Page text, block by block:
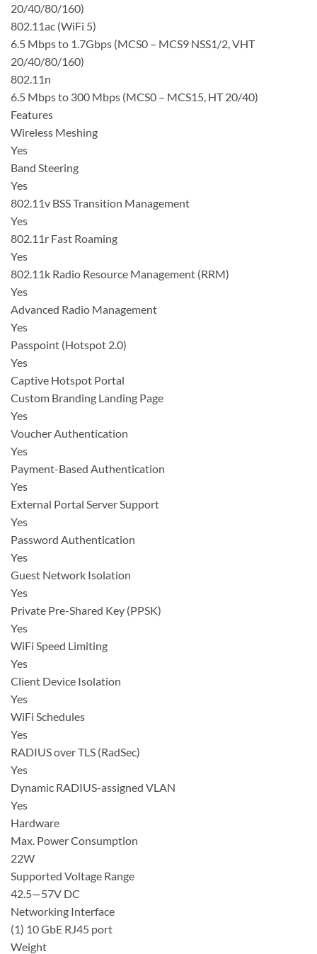
20/40/80/160)
802.11ac (WiFi 5)
6.5 Mbps to 1.7Gbps (MCS0 – MCS9 NSS1/2, VHT
20/40/80/160)
802.11n
6.5 Mbps to 300 Mbps (MCS0 – MCS15, HT 20/40)
Features
Wireless Meshing
Yes
Band Steering
Yes
802.11v BSS Transition Management
Yes
802.11r Fast Roaming
Yes
802.11k Radio Resource Management (RRM)
Yes
Advanced Radio Management
Yes
Passpoint (Hotspot 2.0)
Yes
Captive Hotspot Portal
Custom Branding Landing Page
Yes
Voucher Authentication
Yes
Payment-Based Authentication
Yes
External Portal Server Support
Yes
Password Authentication
Yes
Guest Network Isolation
Yes
Private Pre-Shared Key (PPSK)
Yes
WiFi Speed Limiting
Yes
Client Device Isolation
Yes
WiFi Schedules
Yes
RADIUS over TLS (RadSec)
Yes
Dynamic RADIUS-assigned VLAN
Yes
Hardware
Max. Power Consumption
22W
Supported Voltage Range
42.5—57V DC
Networking Interface
(1) 10 GbE RJ45 port
Weight